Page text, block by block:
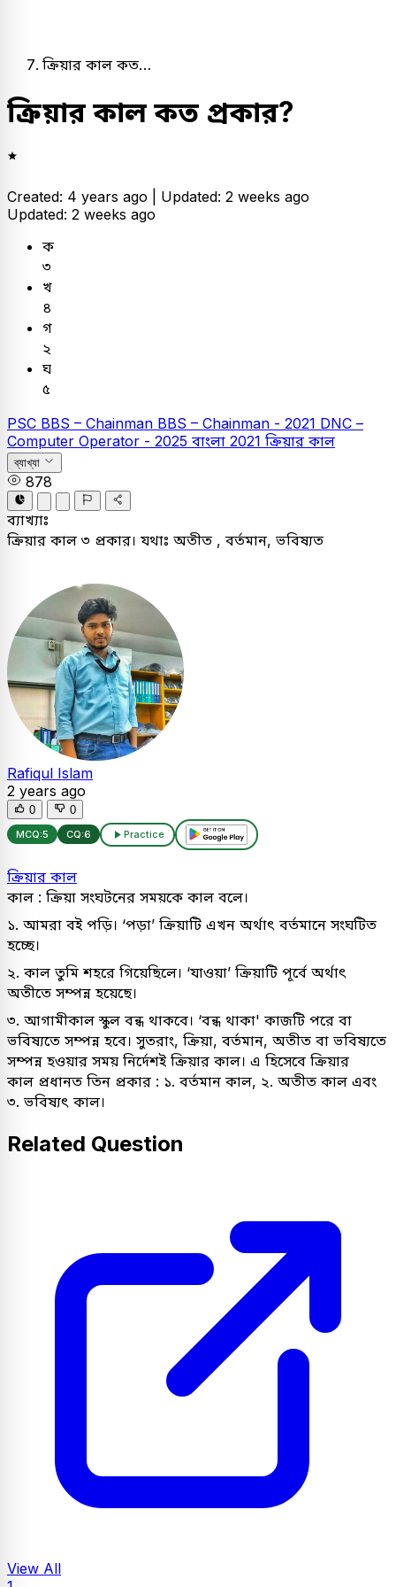
ক্রিয়ার কাল কত…
ক্রিয়ার কাল কত প্রকার?
Created: 4 years ago | Updated: 2 weeks ago
Updated: 2 weeks ago
ক
৩
খ
৪
গ
২
ঘ
৫
PSC BBS – Chainman BBS – Chainman - 2021 DNC –
Computer Operator - 2025 বাংলা 2021 ক্রিয়ার কাল
ব্যাখ্যা
878
ব্যাখ্যাঃ
ক্রিয়ার কাল ৩ প্রকার। যথাঃ অতীত , বর্তমান, ভবিষ্যত
Rafiqul Islam
2 years ago
0 0
MCQ:5 CQ:6 Practice
ক্রিয়ার কাল
কাল : ক্রিয়া সংঘটনের সময়কে কাল বলে।
১. আমরা বই পড়ি। ‘পড়া’ ক্রিয়াটি এখন অর্থাৎ বর্তমানে সংঘটিত
হচ্ছে।
২. কাল তুমি শহরে গিয়েছিলে। ‘যাওয়া’ ক্রিয়াটি পূর্বে অর্থাৎ
অতীতে সম্পন্ন হয়েছে।
৩. আগামীকাল স্কুল বন্ধ থাকবে। ‘বন্ধ থাকা' কাজটি পরে বা
ভবিষ্যতে সম্পন্ন হবে। সুতরাং, ক্রিয়া, বর্তমান, অতীত বা ভবিষ্যতে
সম্পন্ন হওয়ার সময় নির্দেশই ক্রিয়ার কাল। এ হিসেবে ক্রিয়ার
কাল প্রধানত তিন প্রকার : ১. বর্তমান কাল, ২. অতীত কাল এবং
৩. ভবিষ্যৎ কাল।
Related Question
View All